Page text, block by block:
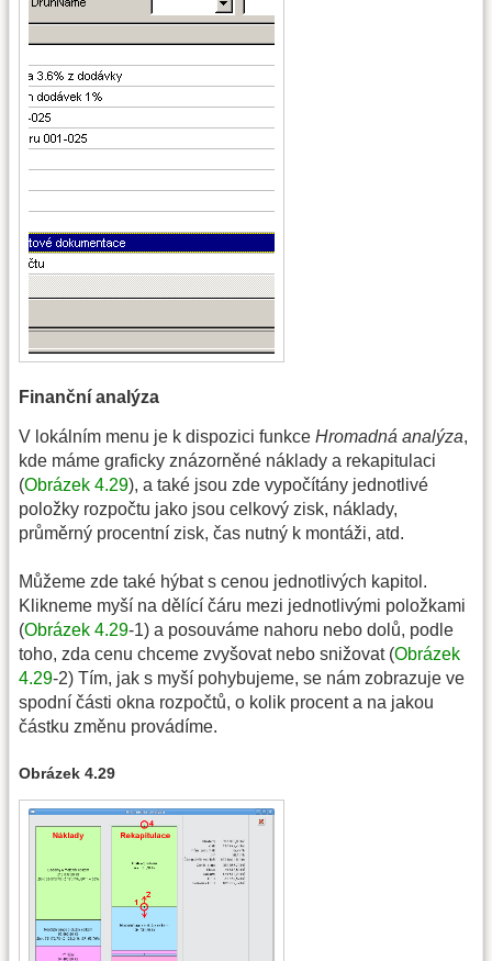
Finanční analýza
V lokálním menu je k dispozici funkce Hromadná analýza,
kde máme graficky znázorněné náklady a rekapitulaci
(Obrázek 4.29), a také jsou zde vypočítány jednotlivé
položky rozpočtu jako jsou celkový zisk, náklady,
průměrný procentní zisk, čas nutný k montáži, atd.
Můžeme zde také hýbat s cenou jednotlivých kapitol.
Klikneme myší na dělící čáru mezi jednotlivými položkami
(Obrázek 4.29-1) a posouváme nahoru nebo dolů, podle
toho, zda cenu chceme zvyšovat nebo snižovat (Obrázek
4.29-2) Tím, jak s myší pohybujeme, se nám zobrazuje ve
spodní části okna rozpočtů, o kolik procent a na jakou
částku změnu provádíme.
Obrázek 4.29